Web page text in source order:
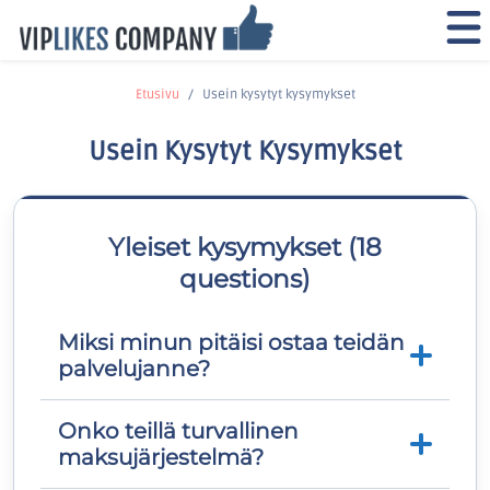
Etusivu Usein kysytyt kysymykset
Usein Kysytyt Kysymykset
Yleiset kysymykset (18
questions)
Miksi minun pitäisi ostaa teidän
palvelujanne?
Sosiaalinen media on tullut yhdeksi
nopeimmin kasvavista mainonnan
Onko teillä turvallinen
maksujärjestelmä?